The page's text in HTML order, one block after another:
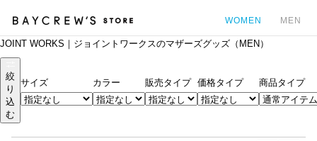
WOMEN MEN
JOINT WORKS｜ジョイントワークスのマザーズグッズ（MEN）
絞
り
込
む
サイズ カラー 販売タイプ 価格タイプ 商品タイプ